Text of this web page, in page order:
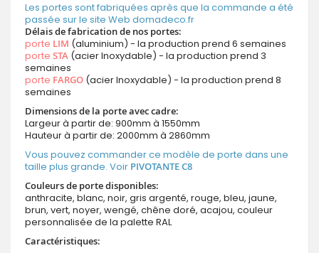
Les portes sont fabriquées après que la commande a été
passée sur le site Web domadeco.fr
Délais de fabrication de nos portes:
porte LIM (aluminium) - la production prend 6 semaines
porte STA (acier Inoxydable) - la production prend 3
semaines
porte FARGO (acier Inoxydable) - la production prend 8
semaines
Dimensions de la porte avec cadre:
Largeur à partir de: 900mm à 1550mm
Hauteur à partir de: 2000mm à 2860mm
Vous pouvez commander ce modèle de porte dans une
taille plus grande. Voir PIVOTANTE C8
Couleurs de porte disponibles:
anthracite, blanc, noir, gris argenté, rouge, bleu, jaune,
brun, vert, noyer, wengé, chêne doré, acajou, couleur
personnalisée de la palette RAL
Caractéristiques: